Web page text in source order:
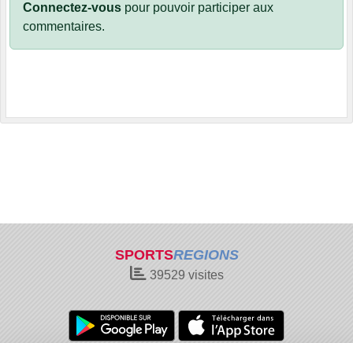
Connectez-vous pour pouvoir participer aux
commentaires.
SPORTSREGIONS
39529 visites